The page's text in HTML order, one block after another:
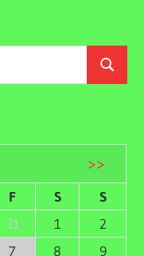
Suchen
>>
F S
S
31 1
2
7 8
9